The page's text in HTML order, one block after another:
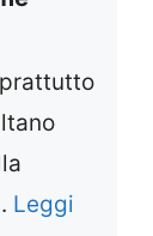
Leggi